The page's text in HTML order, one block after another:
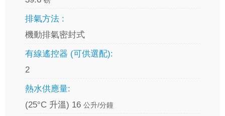
排氣方法 :
機動排氣密封式
有線遙控器 (可供選配):
2
熱水供應量:
(25°C 升溫) 16 公升/分鐘